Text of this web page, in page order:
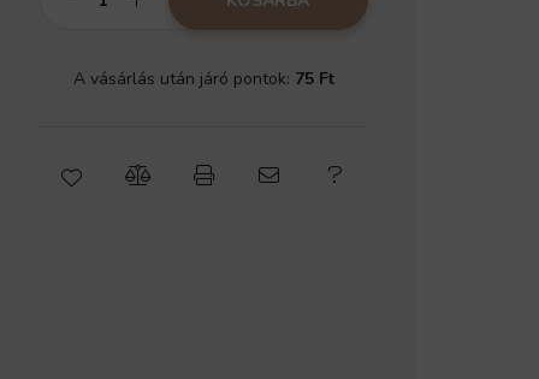
A vásárlás után járó pontok: 75 Ft